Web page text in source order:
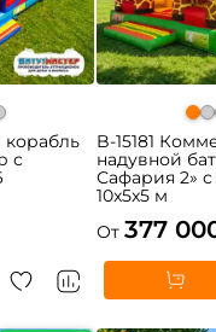
корабль
с
B-15181
надувной
Сафария 2»
10x5x5 м
От 377